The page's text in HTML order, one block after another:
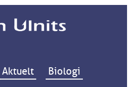
Hop til indhold
Aktuelt Biologi